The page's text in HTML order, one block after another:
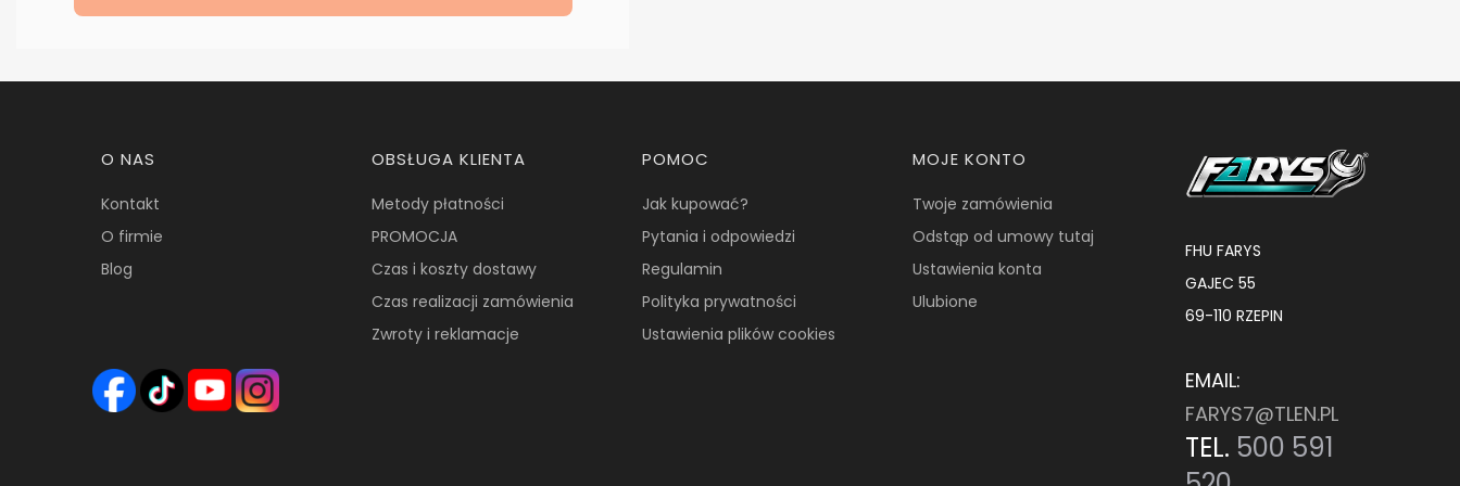
Linki w stopce
O NAS
Kontakt
O firmie
Blog
OBSŁUGA KLIENTA
Metody płatności
PROMOCJA
Czas i koszty dostawy
Czas realizacji zamówienia
Zwroty i reklamacje
POMOC
Jak kupować?
Pytania i odpowiedzi
Regulamin
Polityka prywatności
Ustawienia plików cookies
MOJE KONTO
Twoje zamówienia
Odstąp od umowy tutaj
Ustawienia konta
Ulubione
FHU FARYS
GAJEC 55
69-110 RZEPIN
EMAIL:
FARYS7@TLEN.PL
TEL. 500 591